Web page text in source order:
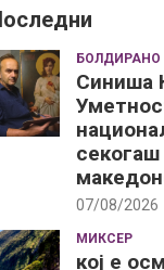
БОЛДИРАНО
Синиша
07/08/2026
МИКСЕР
кој е